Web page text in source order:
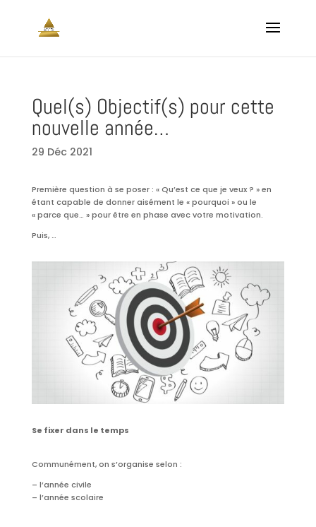
Quel(s) Objectif(s) pour cette
nouvelle année…
29 Déc 2021
Première question à se poser : « Qu’est ce que je veux ? » en
étant capable de donner aisément le « pourquoi » ou le
« parce que… » pour être en phase avec votre motivation.
Puis, …
Se fixer dans le temps
Communément, on s’organise selon :
– l’année civile
– l’année scolaire